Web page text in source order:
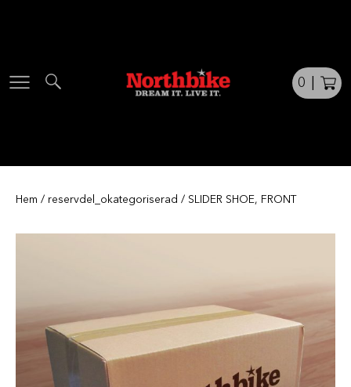
0
Hem / reservdel_okategoriserad / SLIDER SHOE, FRONT